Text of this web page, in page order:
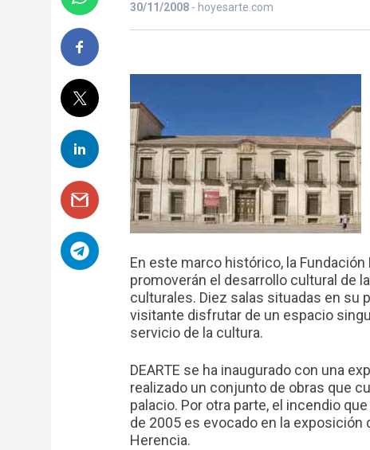
30/11/2008 - hoyesarte.com
En este marco histórico, la
promoverán el desarrollo cultural de
culturales. Diez salas situadas en su
visitante disfrutar de un espacio
servicio de la cultura.
DEARTE se ha inaugurado con una
realizado un conjunto de obras que
palacio. Por otra parte, el incendio
de 2005 es evocado en la exposición
Herencia.